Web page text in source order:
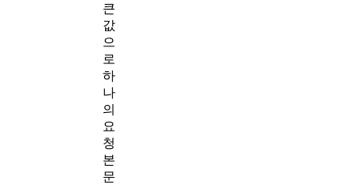
큰
값
으
로
하
나
의
요
청
본
문